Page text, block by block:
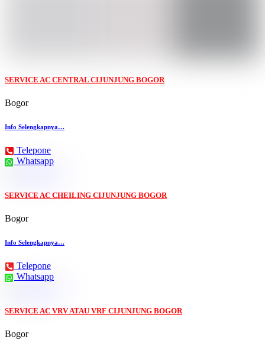
SERVICE AC CENTRAL CIJUNJUNG BOGOR
Bogor
Info Selengkapnya…
Telepone
Whatsapp
SERVICE AC CHEILING CIJUNJUNG BOGOR
Bogor
Info Selengkapnya…
Telepone
Whatsapp
SERVICE AC VRV ATAU VRF CIJUNJUNG BOGOR
Bogor